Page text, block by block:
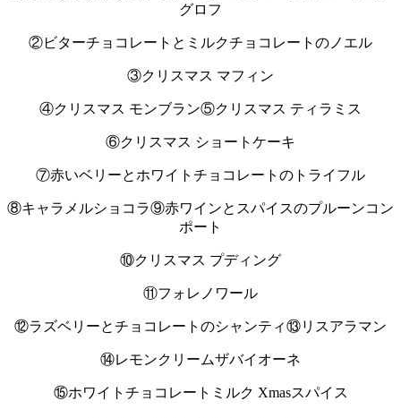
グロフ
②ビターチョコレートとミルクチョコレートのノエル
③クリスマス マフィン
④クリスマス モンブラン⑤クリスマス ティラミス
⑥クリスマス ショートケーキ
⑦赤いベリーとホワイトチョコレートのトライフル
⑧キャラメルショコラ⑨赤ワインとスパイスのプルーンコン
ポート
⑩クリスマス プディング
⑪フォレノワール
⑫ラズベリーとチョコレートのシャンティ⑬リスアラマン
⑭レモンクリームザバイオーネ
⑮ホワイトチョコレートミルク Xmasスパイス